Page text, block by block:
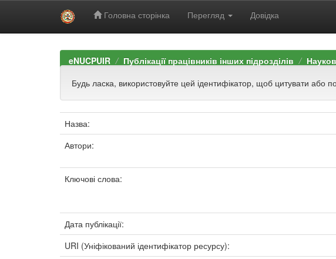
Головна сторінка Перегляд Довідка
eNUCPUIR Публікації працівників інших підрозділів
Будь ласка, використовуйте цей ідентифікатор, щоб цитувати або
Назва:
Автори:
Ключові слова:
Дата публікації:
URI (Уніфікований ідентифікатор ресурсу):